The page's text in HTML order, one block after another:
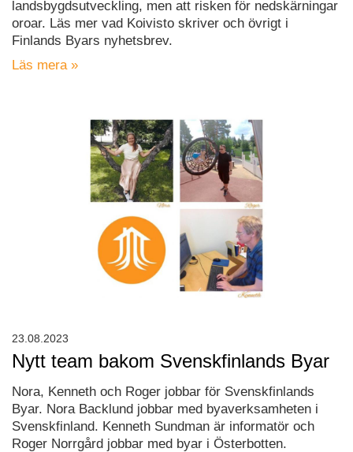
landsbygdsutveckling, men att risken för nedskärningar
oroar. Läs mer vad Koivisto skriver och övrigt i
Finlands Byars nyhetsbrev.
Läs mera »
Nytt team bakom Svenskfinlands Byar
Nora, Kenneth och Roger jobbar för Svenskfinlands
Byar. Nora Backlund jobbar med byaverksamheten i
Svenskfinland. Kenneth Sundman är informatör och
Roger Norrgård jobbar med byar i Österbotten.
23.08.2023